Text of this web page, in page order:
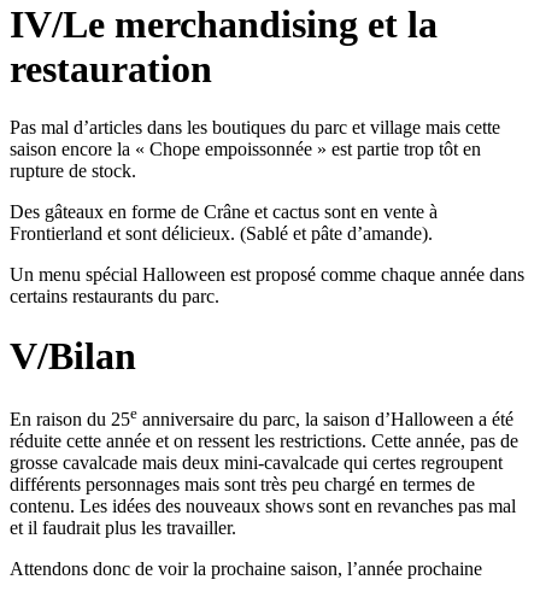
IV/Le merchandising et la
restauration
Pas mal d’articles dans les boutiques du parc et village mais cette
saison encore la « Chope empoissonnée » est partie trop tôt en
rupture de stock.
Des gâteaux en forme de Crâne et cactus sont en vente à
Frontierland et sont délicieux. (Sablé et pâte d’amande).
Un menu spécial Halloween est proposé comme chaque année dans
certains restaurants du parc.
V/Bilan
En raison du 25e anniversaire du parc, la saison d’Halloween a été
réduite cette année et on ressent les restrictions. Cette année, pas de
grosse cavalcade mais deux mini-cavalcade qui certes regroupent
différents personnages mais sont très peu chargé en termes de
contenu. Les idées des nouveaux shows sont en revanches pas mal
et il faudrait plus les travailler.
Attendons donc de voir la prochaine saison, l’année prochaine